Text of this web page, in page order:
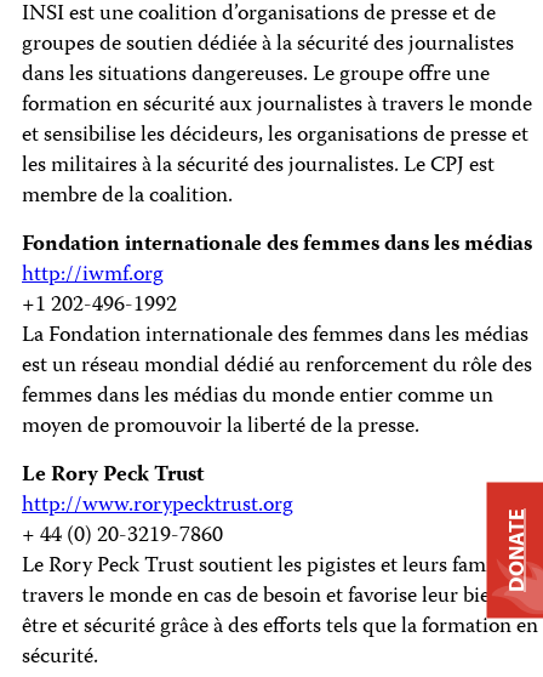
INSI est une coalition d’organisations de presse et de
groupes de soutien dédiée à la sécurité des journalistes
dans les situations dangereuses. Le groupe offre une
formation en sécurité aux journalistes à travers le monde
et sensibilise les décideurs, les organisations de presse et
les militaires à la sécurité des journalistes. Le CPJ est
membre de la coalition.
Fondation internationale des femmes dans les médias
http://iwmf.org
+1 202-496-1992
La Fondation internationale des femmes dans les médias
est un réseau mondial dédié au renforcement du rôle des
femmes dans les médias du monde entier comme un
moyen de promouvoir la liberté de la presse.
Le Rory Peck Trust
http://www.rorypecktrust.org
+ 44 (0) 20-3219-7860
Le Rory Peck Trust soutient les pigistes et leurs familles à
travers le monde en cas de besoin et favorise leur bien-
être et sécurité grâce à des efforts tels que la formation en
sécurité.
DONATE